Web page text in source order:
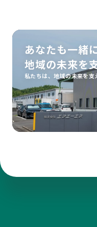
あなたも一緒に
地域の未来を
私たちは、地域の未来を支